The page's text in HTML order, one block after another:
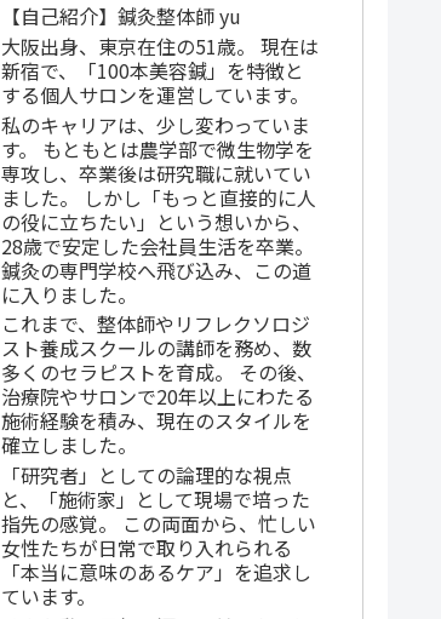
【自己紹介】鍼灸整体師 yu
大阪出身、東京在住の51歳。 現在は
新宿で、「100本美容鍼」を特徴と
する個人サロンを運営しています。
私のキャリアは、少し変わっていま
す。 もともとは農学部で微生物学を
専攻し、卒業後は研究職に就いてい
ました。 しかし「もっと直接的に人
の役に立ちたい」という想いから、
28歳で安定した会社員生活を卒業。
鍼灸の専門学校へ飛び込み、この道
に入りました。
これまで、整体師やリフレクソロジ
スト養成スクールの講師を務め、数
多くのセラピストを育成。 その後、
治療院やサロンで20年以上にわたる
施術経験を積み、現在のスタイルを
確立しました。
「研究者」としての論理的な視点
と、「施術家」として現場で培った
指先の感覚。 この両面から、忙しい
女性たちが日常で取り入れられる
「本当に意味のあるケア」を追求し
ています。